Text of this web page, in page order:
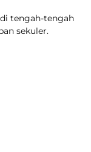
tengah-tengah
sekuler.